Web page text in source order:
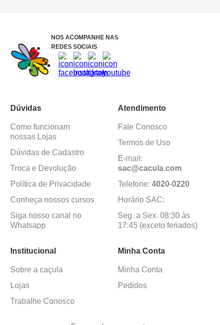
NOS ACOMPANHE NAS
REDES SOCIAIS
Dúvidas
Como funcionam
nossas Lojas
Dúvidas de Cadastro
Troca e Devolução
Política de Privacidade
Conheça nossos cursos
Siga nosso canal no
Whatsapp
Atendimento
Fale Conosco
Termos de Uso
E-mail:
sac@cacula.com
Telefone: 4020-0220
Horário SAC:
Seg. a Sex. 08:30 às
17:45 (exceto feriados)
Institucional
Sobre a caçula
Lojas
Trabalhe Conosco
Minha Conta
Minha Conta
Pedidos